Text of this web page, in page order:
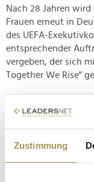
Zustimmung
Nach 28 Jahren
Frauen erneut in
des UEFA-
entsprechender
vergeben, der sich
Together We Rise"
Olympische
bewerben?
NEWS | 15.10.2025